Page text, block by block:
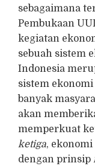
sebagaimana
Pembukaan
kegiatan
sebuah sistem
Indonesia
sistem
banyak
akan
memperkuat
ketiga,
dengan prinsip